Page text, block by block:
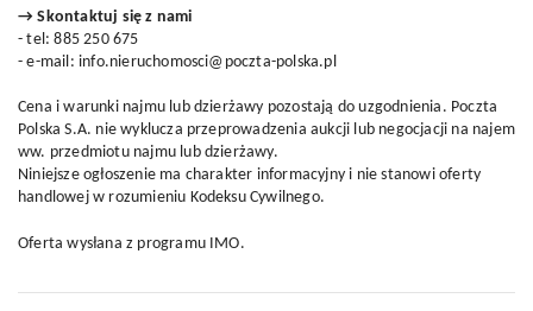
→ Skontaktuj się z nami
- tel: 885 250 675
- e-mail: info.nieruchomosci@poczta-polska.pl
Cena i warunki najmu lub dzierżawy pozostają do uzgodnienia. Poczta
Polska S.A. nie wyklucza przeprowadzenia aukcji lub negocjacji na najem
ww. przedmiotu najmu lub dzierżawy.
Niniejsze ogłoszenie ma charakter informacyjny i nie stanowi oferty
handlowej w rozumieniu Kodeksu Cywilnego.
Oferta wysłana z programu IMO.